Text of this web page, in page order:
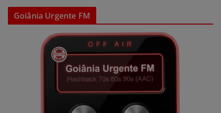
Goiânia Urgente FM